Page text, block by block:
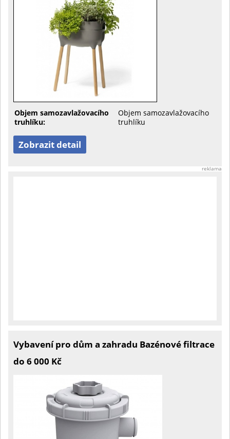
Objem samozavlažovacího
truhlíku:
Objem samozavlažovacího
truhlíku
Zobrazit detail
reklama
Vybavení pro dům a zahradu Bazénové filtrace
do 6 000 Kč